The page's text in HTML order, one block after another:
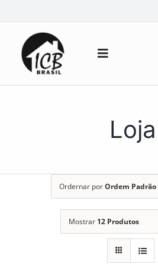
para
conteúdo
Alternar
navegação
Notícias
Mídia
Contato
Loja
Ordernar porOrdem Padrão
Mostrar 12 Produtos